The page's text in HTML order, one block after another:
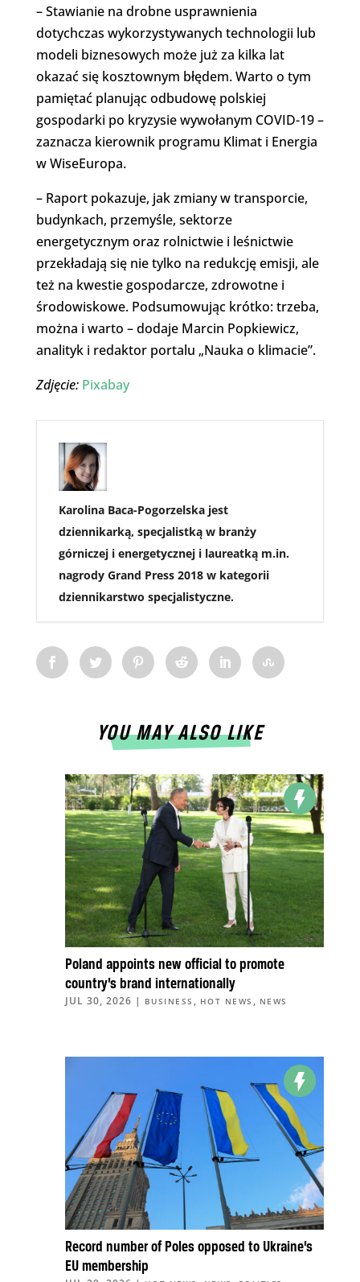
– Stawianie na drobne usprawnienia
dotychczas wykorzystywanych technologii lub
modeli biznesowych może już za kilka lat
okazać się kosztownym błędem. Warto o tym
pamiętać planując odbudowę polskiej
gospodarki po kryzysie wywołanym COVID-19 –
zaznacza kierownik programu Klimat i Energia
w WiseEuropa.
– Raport pokazuje, jak zmiany w transporcie,
budynkach, przemyśle, sektorze
energetycznym oraz rolnictwie i leśnictwie
przekładają się nie tylko na redukcję emisji, ale
też na kwestie gospodarcze, zdrowotne i
środowiskowe. Podsumowując krótko: trzeba,
można i warto – dodaje Marcin Popkiewicz,
analityk i redaktor portalu „Nauka o klimacie”.
Zdjęcie: Pixabay
Karolina Baca-Pogorzelska jest
dziennikarką, specjalistką w branży
górniczej i energetycznej i laureatką m.in.
nagrody Grand Press 2018 w kategorii
dziennikarstwo specjalistyczne.
YOU MAY ALSO LIKE
Poland appoints new official to promote
country’s brand internationally
JUL 30, 2026 | BUSINESS , HOT NEWS , NEWS
Record number of Poles opposed to Ukraine’s
EU membership